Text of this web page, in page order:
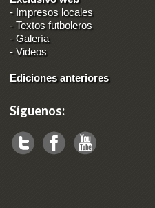
- Impresos locales
-Textos futboleros
-Galería
-Videos
Ediciones anteriores
Síguenos: